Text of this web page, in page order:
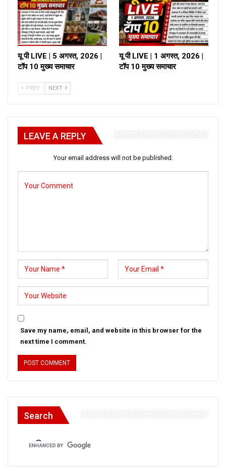
यू पी LIVE | 5 अगस्त, 2026 |
टॉप 10 मुख्य समाचार
यू पी LIVE | 1 अगस्त, 2026 |
टॉप 10 मुख्य समाचार
PREV NEXT
LEAVE A REPLY
Your email address will not be published.
Save my name, email, and website in this browser for the
next time I comment.
Search